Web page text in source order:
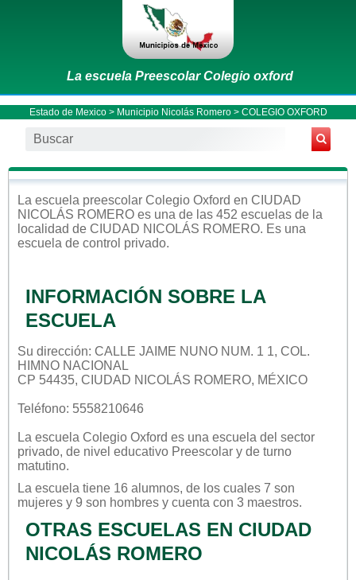
La escuela Preescolar Colegio oxford
Estado de Mexico> Municipio Nicolás Romero> COLEGIO OXFORD
La escuela preescolar Colegio Oxford en CIUDAD
NICOLÁS ROMERO es una de las 452 escuelas de la
localidad de CIUDAD NICOLÁS ROMERO. Es una
escuela de control privado.
INFORMACIÓN SOBRE LA
ESCUELA
Su dirección: CALLE JAIME NUNO NUM. 1 1, COL.
HIMNO NACIONAL
CP 54435, CIUDAD NICOLÁS ROMERO, MÉXICO
Teléfono: 5558210646
La escuela Colegio Oxford es una escuela del sector
privado, de nivel educativo Preescolar y de turno
matutino.
La escuela tiene 16 alumnos, de los cuales 7 son
mujeres y 9 son hombres y cuenta con 3 maestros.
OTRAS ESCUELAS EN CIUDAD
NICOLÁS ROMERO